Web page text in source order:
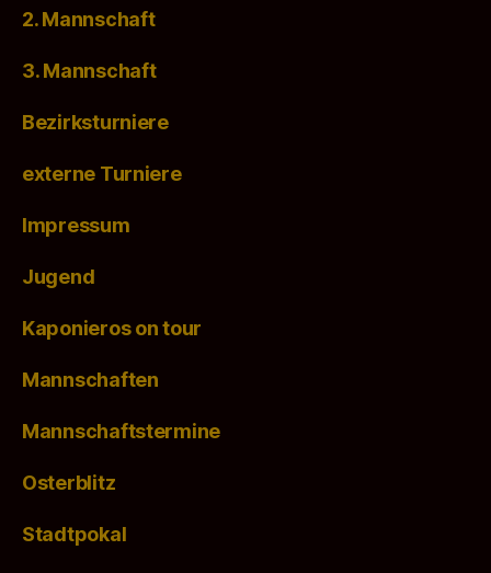
2. Mannschaft
3. Mannschaft
Bezirksturniere
externe Turniere
Impressum
Jugend
Kaponieros on tour
Mannschaften
Mannschaftstermine
Osterblitz
Stadtpokal